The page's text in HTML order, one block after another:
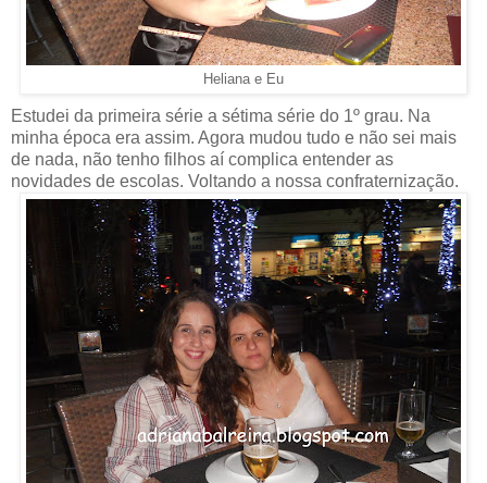
Heliana e Eu
Estudei da primeira série a sétima série do 1º grau. Na
minha época era assim. Agora mudou tudo e não sei mais
de nada, não tenho filhos aí complica entender as
novidades de escolas. Voltando a nossa confraternização.